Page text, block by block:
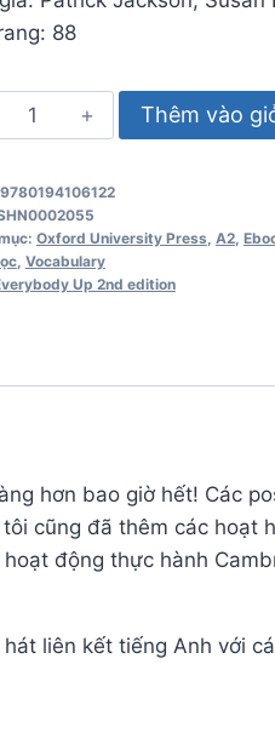
70.000 ₫.
88
Everybody
Up
2nd
Edition
Workbook
Thêm vào
Oxford University Press A2,
, Vocabulary
Up 2nd edition
hơn bao giờ hết! Các
cũng đã thêm các hoạt
động thực hành
liên kết tiếng Anh với